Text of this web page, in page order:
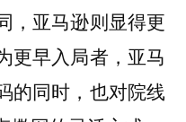
，亚马逊则显得更
更早入局者，亚马
的同时，也对院线